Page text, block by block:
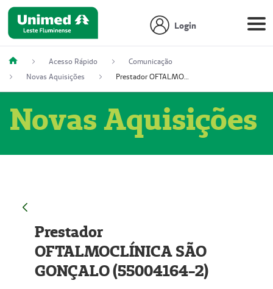
Login
Acesso Rápido
Comunicação
Novas Aquisições
Prestador OFTALMOCLÍNICA SÃO GONÇALO (55004164-2)
Novas Aquisições
Prestador
OFTALMOCLÍNICA SÃO
GONÇALO (55004164-2)